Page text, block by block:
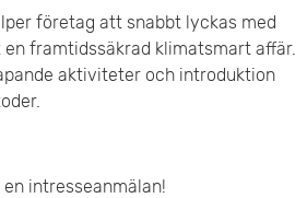
företag att snabbt lyckas med
framtidssäkrad klimatsmart affär.
aktiviteter och introduktion
intresseanmälan!